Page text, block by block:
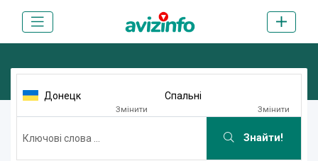
Донецк
Змінити
Спальні
Змінити
Знайти!